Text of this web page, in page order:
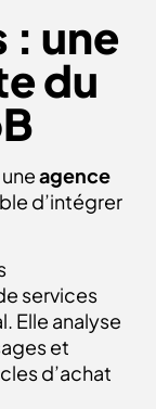
: une
du
agence
d’intégrer
services
Elle analyse
et
d’achat